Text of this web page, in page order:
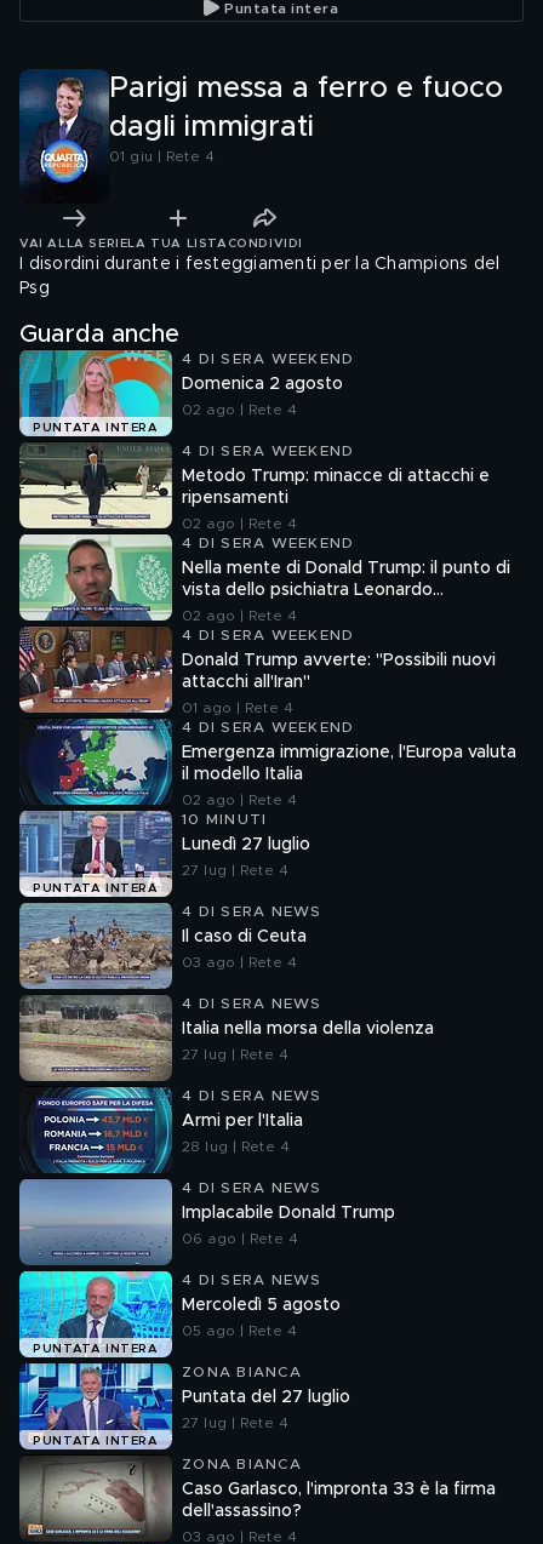
Puntata intera
Parigi messa a ferro e fuoco
dagli immigrati
01 giu | Rete 4
VAI ALLA SERIE LA TUA LISTA CONDIVIDI
I disordini durante i festeggiamenti per la Champions del
Psg
Guarda anche
PUNTATA INTERA
4 DI SERA WEEKEND
Domenica 2 agosto
02 ago | Rete 4
4 DI SERA WEEKEND
Metodo Trump: minacce di attacchi e
ripensamenti
02 ago | Rete 4
4 DI SERA WEEKEND
Nella mente di Donald Trump: il punto di
vista dello psichiatra Leonardo
Mendolicchio
02 ago | Rete 4
4 DI SERA WEEKEND
Donald Trump avverte: "Possibili nuovi
attacchi all'Iran"
01 ago | Rete 4
4 DI SERA WEEKEND
Emergenza immigrazione, l'Europa valuta
il modello Italia
02 ago | Rete 4
PUNTATA INTERA
10 MINUTI
Lunedì 27 luglio
27 lug | Rete 4
4 DI SERA NEWS
Il caso di Ceuta
03 ago | Rete 4
4 DI SERA NEWS
Italia nella morsa della violenza
27 lug | Rete 4
4 DI SERA NEWS
Armi per l'Italia
28 lug | Rete 4
4 DI SERA NEWS
Implacabile Donald Trump
06 ago | Rete 4
PUNTATA INTERA
4 DI SERA NEWS
Mercoledì 5 agosto
05 ago | Rete 4
PUNTATA INTERA
ZONA BIANCA
Puntata del 27 luglio
27 lug | Rete 4
ZONA BIANCA
Caso Garlasco, l'impronta 33 è la firma
dell'assassino?
03 ago | Rete 4